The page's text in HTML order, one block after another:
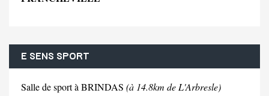
E SENS SPORT
Salle de sport à BRINDAS (à 14.8km de L'Arbresle)